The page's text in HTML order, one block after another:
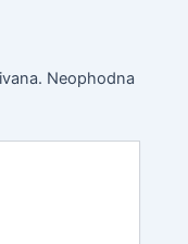
Neophodna